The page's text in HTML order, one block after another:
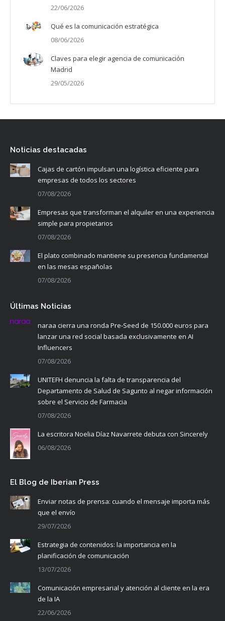
22/06/2026
Qué es la comunicación estratégica
08/06/2026
Claves para elegir agencia de comunicación
Madrid
29/05/2026
Noticias destacadas
Cajas de cartón impulsan una logística eficiente para
empresas de todos los sectores
07/08/2026
Empresas que transforman el alquiler en una experiencia
simple para propietarios
07/08/2026
El plato combinado mantiene su presencia fundamental
en las mesas españolas
07/08/2026
Últimas Noticias
naraa cierra una ronda Pre-Seed de 150.000 euros para
lanzar una red social basada exclusivamente en AI
Influencers
07/08/2026
UNITEFH denuncia la falta de transparencia del
Departamento de Salud de Sagunto al negar información
sobre el Servicio de Farmacia
07/08/2026
La escritora Noelia Díaz Navarrete debuta con Sincerely
06/08/2026
El Blog de Iberian Press
Enviar notas de prensa: cuando el mensaje importa más
que el envío
29/07/2026
Estrategia de contenidos: la importancia en la
planificación de comunicación
13/07/2026
Comunicación empresarial y atención al cliente en la era
de la IA
22/06/2026